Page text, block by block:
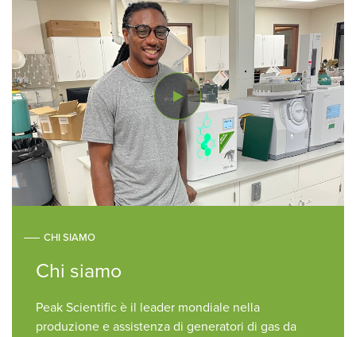
CHI SIAMO
Chi siamo
Peak Scientific è il leader mondiale nella
produzione e assistenza di generatori di gas da